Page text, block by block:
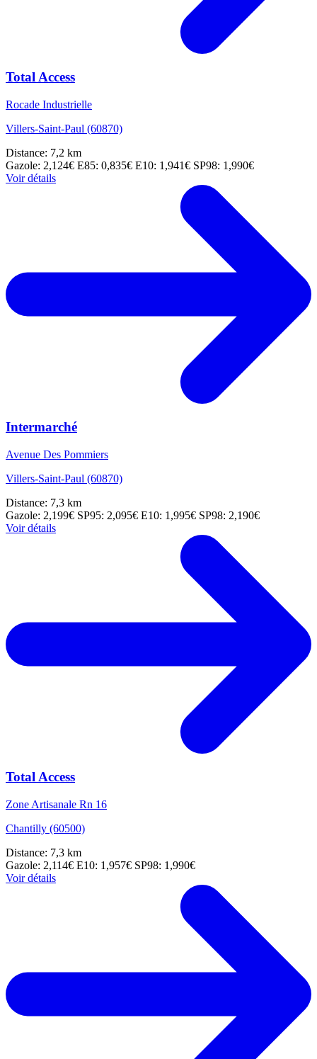
Total Access
Rocade Industrielle
Villers-Saint-Paul (60870)
Distance: 7,2 km
Gazole: 2,124€ E85: 0,835€ E10: 1,941€ SP98: 1,990€
Voir détails
Intermarché
Avenue Des Pommiers
Villers-Saint-Paul (60870)
Distance: 7,3 km
Gazole: 2,199€ SP95: 2,095€ E10: 1,995€ SP98: 2,190€
Voir détails
Total Access
Zone Artisanale Rn 16
Chantilly (60500)
Distance: 7,3 km
Gazole: 2,114€ E10: 1,957€ SP98: 1,990€
Voir détails